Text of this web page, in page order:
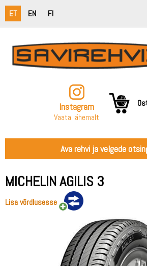
ET EN FI
Instagram
Vaata lähemalt
Ava rehvi ja velgede
MICHELIN AGILIS 3
Lisa võrdlusesse